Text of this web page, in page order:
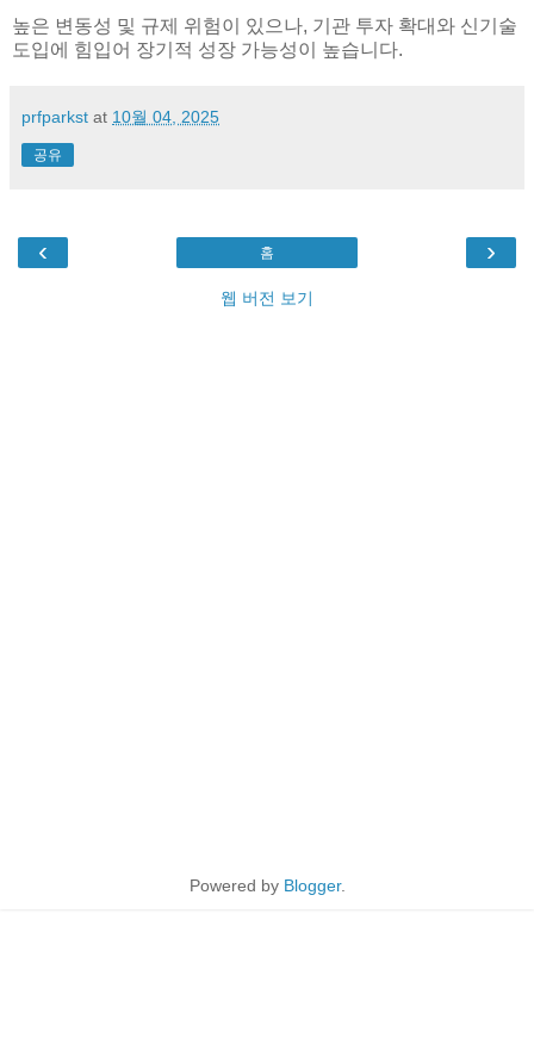
높은 변동성 및 규제 위험이 있으나, 기관 투자 확대와 신기술
도입에 힘입어 장기적 성장 가능성이 높습니다.
prfparkst at 10월 04, 2025
공유
‹ ›
홈
웹 버전 보기
Powered by Blogger.